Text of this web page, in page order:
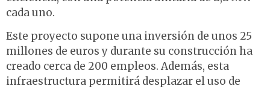
cada uno.
Este proyecto supone una inversión de unos 25
millones de euros y durante su construcción ha
creado cerca de 200 empleos. Además, esta
infraestructura permitirá desplazar el uso de